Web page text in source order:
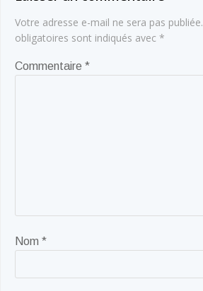
Votre adresse e-mail ne sera pas publiée.
obligatoires sont indiqués avec *
Commentaire *
Nom *